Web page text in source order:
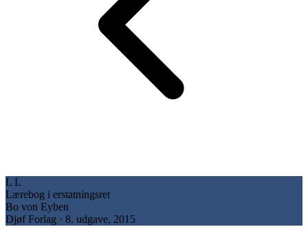
L L
Lærebog i erstatningsret
Bo von Eyben
Djøf Forlag · 8. udgave, 2015